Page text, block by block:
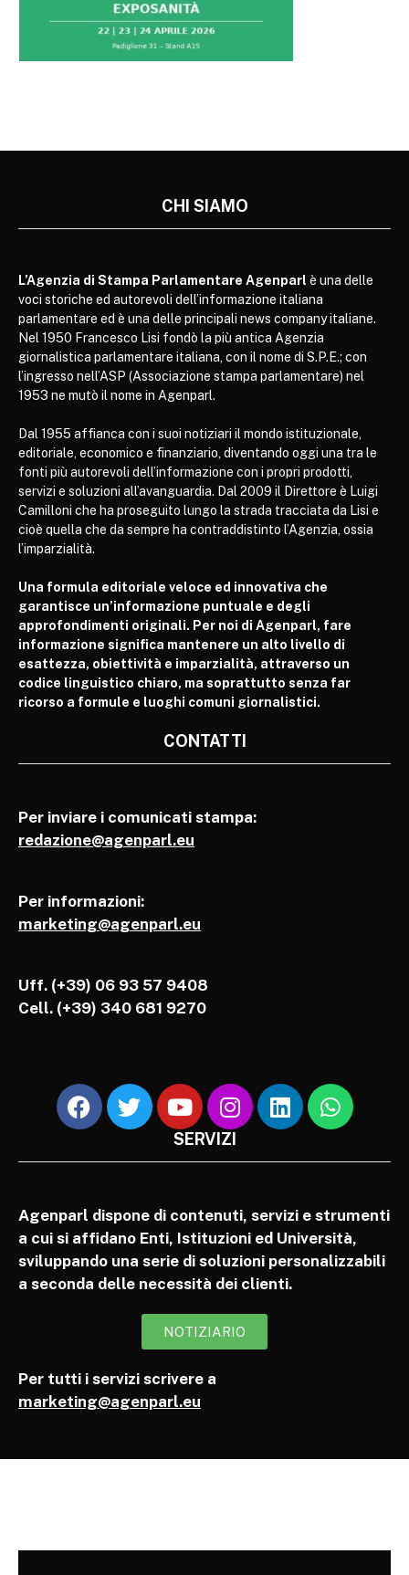
CHI SIAMO
L’Agenzia di Stampa Parlamentare Agenparl è una delle
voci storiche ed autorevoli dell’informazione italiana
parlamentare ed è una delle principali news company italiane.
Nel 1950 Francesco Lisi fondò la più antica Agenzia
giornalistica parlamentare italiana, con il nome di S.P.E.; con
l’ingresso nell’ASP (Associazione stampa parlamentare) nel
1953 ne mutò il nome in Agenparl.
Dal 1955 affianca con i suoi notiziari il mondo istituzionale,
editoriale, economico e finanziario, diventando oggi una tra le
fonti più autorevoli dell’informazione con i propri prodotti,
servizi e soluzioni all’avanguardia. Dal 2009 il Direttore è Luigi
Camilloni che ha proseguito lungo la strada tracciata da Lisi e
cioè quella che da sempre ha contraddistinto l’Agenzia, ossia
l’imparzialità.
Una formula editoriale veloce ed innovativa che
garantisce un’informazione puntuale e degli
approfondimenti originali. Per noi di Agenparl, fare
informazione significa mantenere un alto livello di
esattezza, obiettività e imparzialità, attraverso un
codice linguistico chiaro, ma soprattutto senza far
ricorso a formule e luoghi comuni giornalistici.
CONTATTI
Per inviare i comunicati stampa:
redazione@agenparl.eu
Per informazioni:
marketing@agenparl.eu
Uff. (+39) 06 93 57 9408
Cell. (+39) 340 681 9270
SERVIZI
Agenparl dispone di contenuti, servizi e strumenti
a cui si affidano Enti, Istituzioni ed Università,
sviluppando una serie di soluzioni personalizzabili
a seconda delle necessità dei clienti.
NOTIZIARIO
Per tutti i servizi scrivere a
marketing@agenparl.eu